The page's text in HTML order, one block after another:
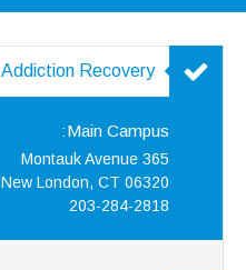
Addiction Recovery
Main Campus:
365 Montauk Avenue
New London, CT 06320
203-284-2818